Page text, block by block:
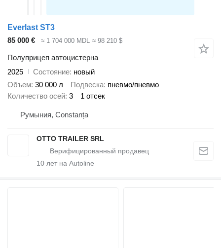
Everlast ST3
85 000 €
≈ 1 704 000 MDL ≈ 98 210 $
Полуприцеп автоцистерна
2025
Состояние новый
Объем 30 000 л Подвеска пневмо/пневмо
Количество осей 3 1 отсек
Румыния, Constanța
OTTO TRAILER SRL
10 лет на Autoline